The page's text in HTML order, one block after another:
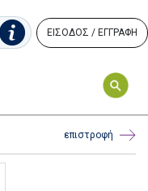
ΕΙΣΟΔΟΣ / ΕΓΓΡΑΦΗ
επιστροφή